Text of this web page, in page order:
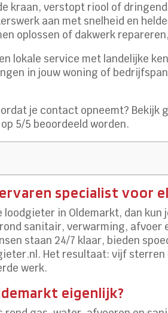
kraan, verstopt riool of
aan met snelheid en
oplossen of dakwerk
lokale service met landelijke
in jouw woning of
je contact opneemt? Bekijk
5/5 beoordeeld worden.
specialist voor
in Oldemarkt, dan
sanitair, verwarming,
staan 24/7 klaar, bieden
Het resultaat: vijf
werk.
eigenlijk?